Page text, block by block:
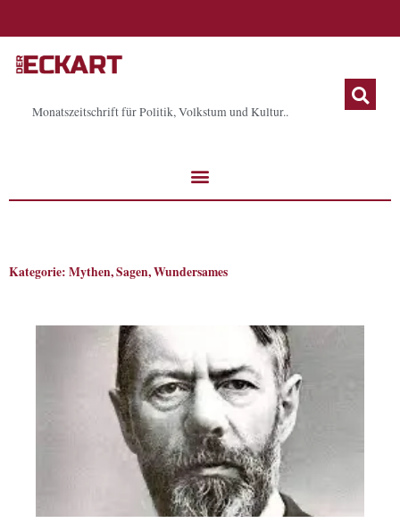
Monatszeitschrift für Politik, Volkstum und Kultur..
Kategorie: Mythen, Sagen, Wundersames
Seite Seite